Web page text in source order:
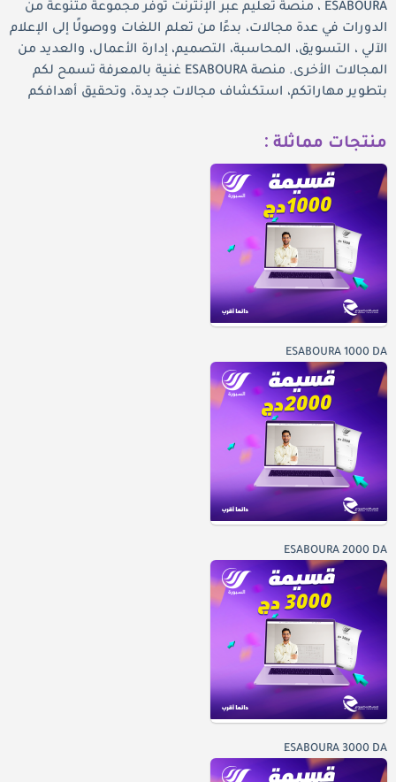
ESABOURA ، منصة تعليم عبر الإنترنت توفر مجموعة متنوعة من
الدورات في عدة مجالات، بدءًا من تعلم اللغات ووصولًا إلى الإعلام
الآلي ، التسويق، المحاسبة، التصميم، إدارة الأعمال، والعديد من
المجالات الأخرى. منصة ESABOURA غنية بالمعرفة تسمح لكم
بتطوير مهاراتكم، استكشاف مجالات جديدة، وتحقيق أهدافكم
منتجات مماثلة :
ESABOURA 1000 DA
ESABOURA 2000 DA
ESABOURA 3000 DA